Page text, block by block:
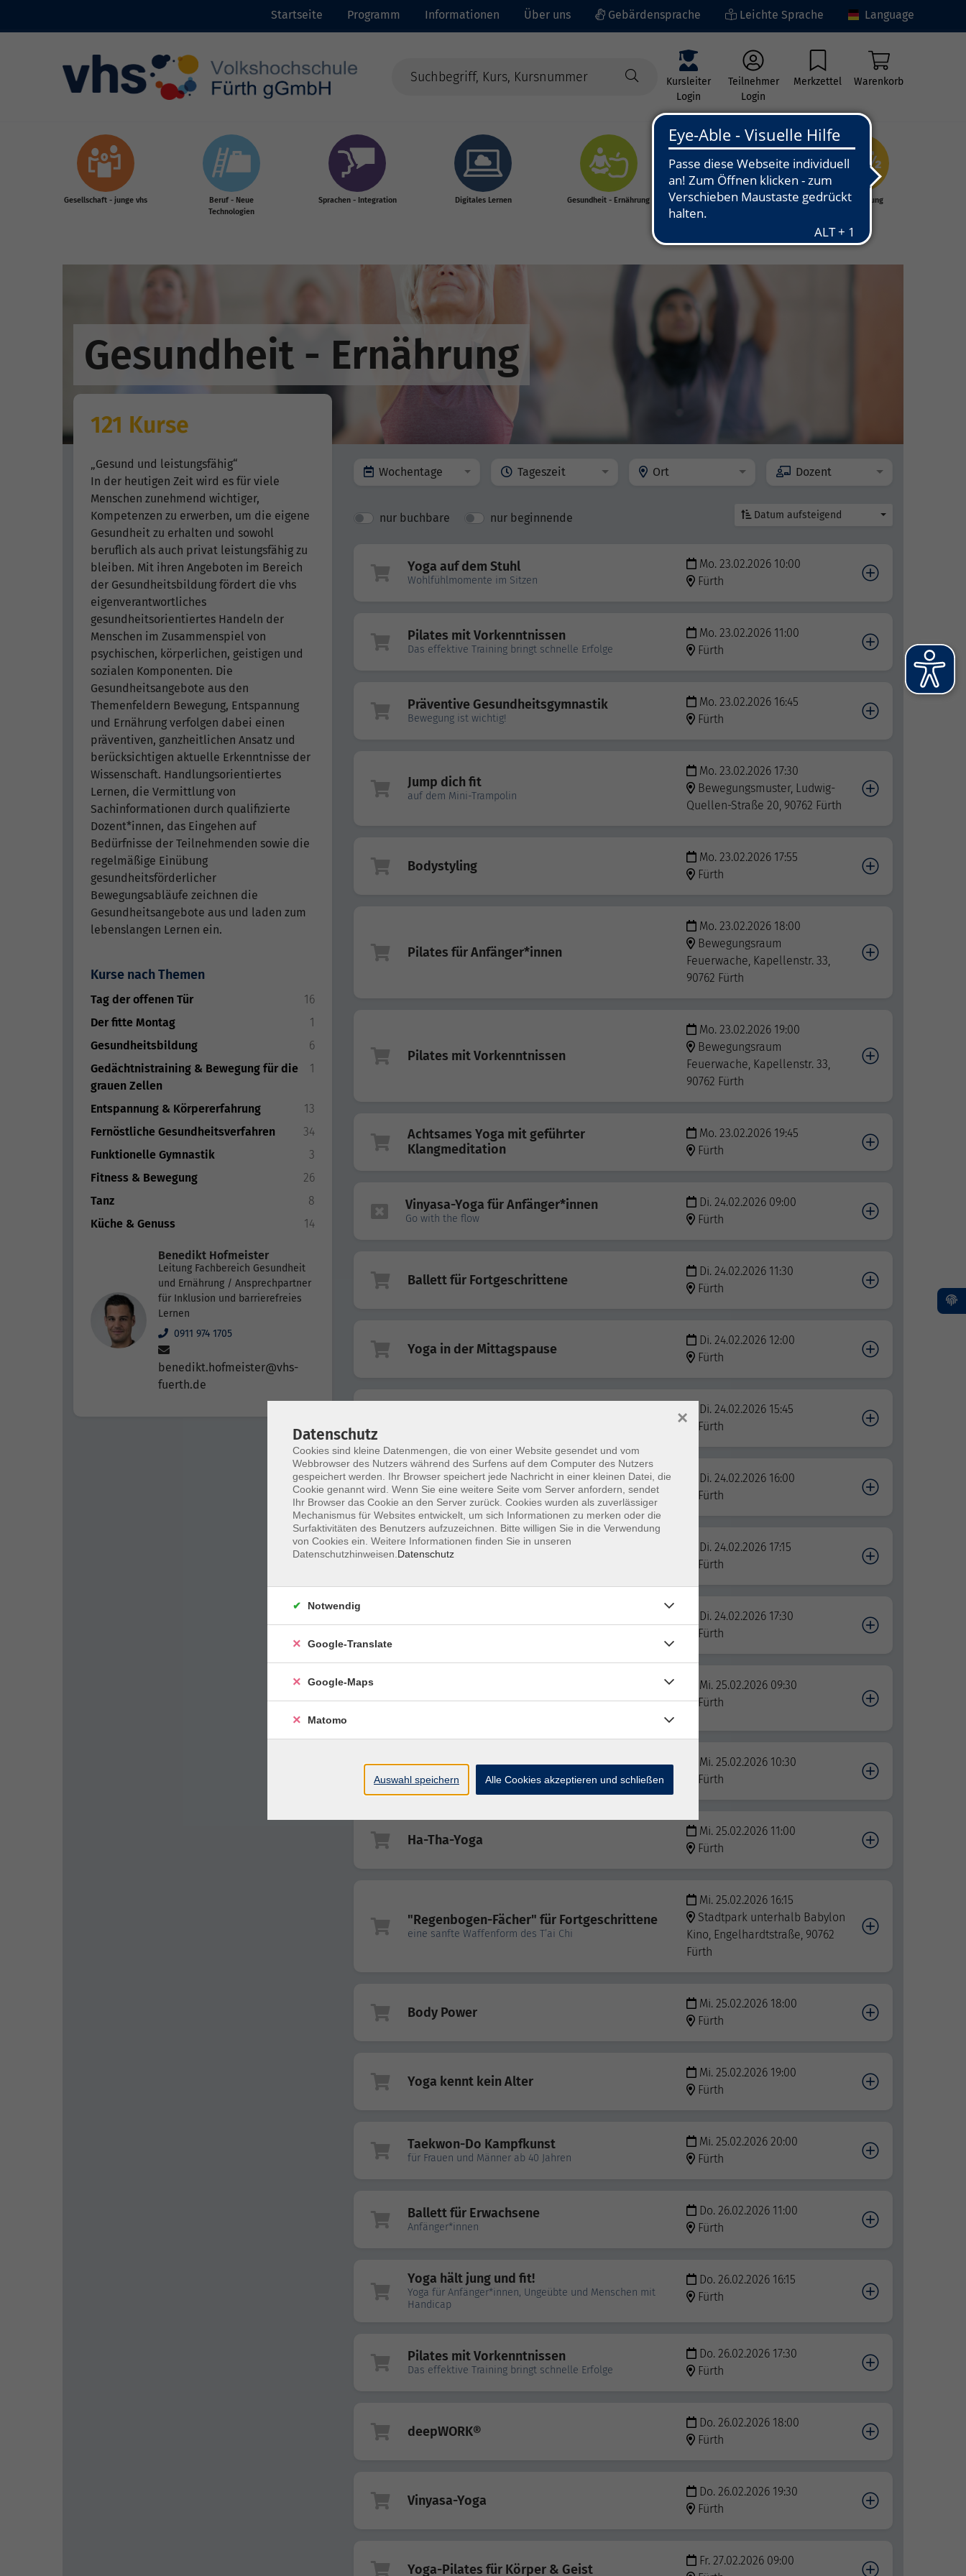
Startseite Programm Informationen Über uns Gebärdensprache Leichte Sprache Language
Kursleiter
Login
Teilnehmer
Login
Merkzettel Warenkorb
Gesellschaft - junge vhs
Beruf - Neue
Technologien
Sprachen - Integration Digitales Lernen Gesundheit - Ernährung
Kunst - Kultur -
Grundbildung
Gesundheit - Ernährung
121 Kurse
„Gesund und leistungsfähig“
In der heutigen Zeit wird es für viele
Menschen zunehmend wichtiger,
Kompetenzen zu erwerben, um die eigene
Gesundheit zu erhalten und sowohl
beruflich als auch privat leistungsfähig zu
bleiben. Mit ihren Angeboten im Bereich
der Gesundheitsbildung fördert die vhs
eigenverantwortliches
gesundheitsorientiertes Handeln der
Menschen im Zusammenspiel von
psychischen, körperlichen, geistigen und
sozialen Komponenten. Die
Gesundheitsangebote aus den
Themenfeldern Bewegung, Entspannung
und Ernährung verfolgen dabei einen
präventiven, ganzheitlichen Ansatz und
berücksichtigen aktuelle Erkenntnisse der
Wissenschaft. Handlungsorientiertes
Lernen, die Vermittlung von
Sachinformationen durch qualifizierte
Dozent*innen, das Eingehen auf
Bedürfnisse der Teilnehmenden sowie die
regelmäßige Einübung
gesundheitsförderlicher
Bewegungsabläufe zeichnen die
Gesundheitsangebote aus und laden zum
lebenslangen Lernen ein.
Kurse nach Themen
Tag der offenen Tür
16
Der fitte Montag
1
Gesundheitsbildung
6
Gedächtnistraining & Bewegung für die
grauen Zellen
1
Entspannung & Körpererfahrung
13
Fernöstliche Gesundheitsverfahren
34
Funktionelle Gymnastik
3
Fitness & Bewegung
26
Tanz
8
Küche & Genuss
14
Benedikt Hofmeister
Leitung Fachbereich Gesundheit
und Ernährung / Ansprechpartner
für Inklusion und barrierefreies
Lernen
0911 974 1705
benedikt.hofmeister@vhs-
fuerth.de
Wochentage Tageszeit Ort Dozent
nur buchbare nur beginnende Datum aufsteigend
Yoga auf dem Stuhl
Wohlfühlmomente im Sitzen
Mo. 23.02.2026 10:00
Fürth
Pilates mit Vorkenntnissen
Das effektive Training bringt schnelle Erfolge
Mo. 23.02.2026 11:00
Fürth
Präventive Gesundheitsgymnastik
Bewegung ist wichtig!
Mo. 23.02.2026 16:45
Fürth
Jump dich fit
auf dem Mini-Trampolin
Mo. 23.02.2026 17:30
Bewegungsmuster, Ludwig-
Quellen-Straße 20, 90762 Fürth
Bodystyling
Mo. 23.02.2026 17:55
Fürth
Pilates für Anfänger*innen
Mo. 23.02.2026 18:00
Bewegungsraum
Feuerwache, Kapellenstr. 33,
90762 Fürth
Pilates mit Vorkenntnissen
Mo. 23.02.2026 19:00
Bewegungsraum
Feuerwache, Kapellenstr. 33,
90762 Fürth
Achtsames Yoga mit geführter
Klangmeditation
Mo. 23.02.2026 19:45
Fürth
Vinyasa-Yoga für Anfänger*innen
Go with the flow
Di. 24.02.2026 09:00
Fürth
Ballett für Fortgeschrittene
Di. 24.02.2026 11:30
Fürth
Yoga in der Mittagspause
Di. 24.02.2026 12:00
Fürth
Di. 24.02.2026 15:45
Fürth
Stärke deinen Körper mit Pilates
Di. 24.02.2026 16:00
Fürth
Full Body Fit
Di. 24.02.2026 17:15
Fürth
Step-Mix
Di. 24.02.2026 17:30
Fürth
beweglichen Rücken
Mi. 25.02.2026 09:30
Fürth
Pilates für Anfänger*innen
Das effektive Training bringt schnelle Erfolge
Mi. 25.02.2026 10:30
Fürth
Ha-Tha-Yoga
Mi. 25.02.2026 11:00
Fürth
"Regenbogen-Fächer" für Fortgeschrittene
eine sanfte Waffenform des T’ai Chi
Mi. 25.02.2026 16:15
Stadtpark unterhalb Babylon
Kino, Engelhardtstraße, 90762
Fürth
Body Power
Mi. 25.02.2026 18:00
Fürth
Yoga kennt kein Alter
Mi. 25.02.2026 19:00
Fürth
Taekwon-Do Kampfkunst
für Frauen und Männer ab 40 Jahren
Mi. 25.02.2026 20:00
Fürth
Ballett für Erwachsene
Anfänger*innen
Do. 26.02.2026 11:00
Fürth
Yoga hält jung und fit!
Yoga für Anfänger*innen, Ungeübte und Menschen mit
Handicap
Do. 26.02.2026 16:15
Fürth
Pilates mit Vorkenntnissen
Das effektive Training bringt schnelle Erfolge
Do. 26.02.2026 17:30
Fürth
deepWORK®
Do. 26.02.2026 18:00
Fürth
Vinyasa-Yoga
Do. 26.02.2026 19:30
Fürth
Yoga-Pilates für Körper & Geist
Fr. 27.02.2026 09:00
Datenschutz
Cookies sind kleine Datenmengen, die von einer Website gesendet und vom
Webbrowser des Nutzers während des Surfens auf dem Computer des Nutzers
gespeichert werden. Ihr Browser speichert jede Nachricht in einer kleinen Datei, die
Cookie genannt wird. Wenn Sie eine weitere Seite vom Server anfordern, sendet
Ihr Browser das Cookie an den Server zurück. Cookies wurden als zuverlässiger
Mechanismus für Websites entwickelt, um sich Informationen zu merken oder die
Surfaktivitäten des Benutzers aufzuzeichnen. Bitte willigen Sie in die Verwendung
von Cookies ein. Weitere Informationen finden Sie in unseren
Datenschutzhinweisen. Datenschutz
×
Notwendig
Google-Translate
Google-Maps
Matomo
Auswahl speichern Alle Cookies akzeptieren und schließen